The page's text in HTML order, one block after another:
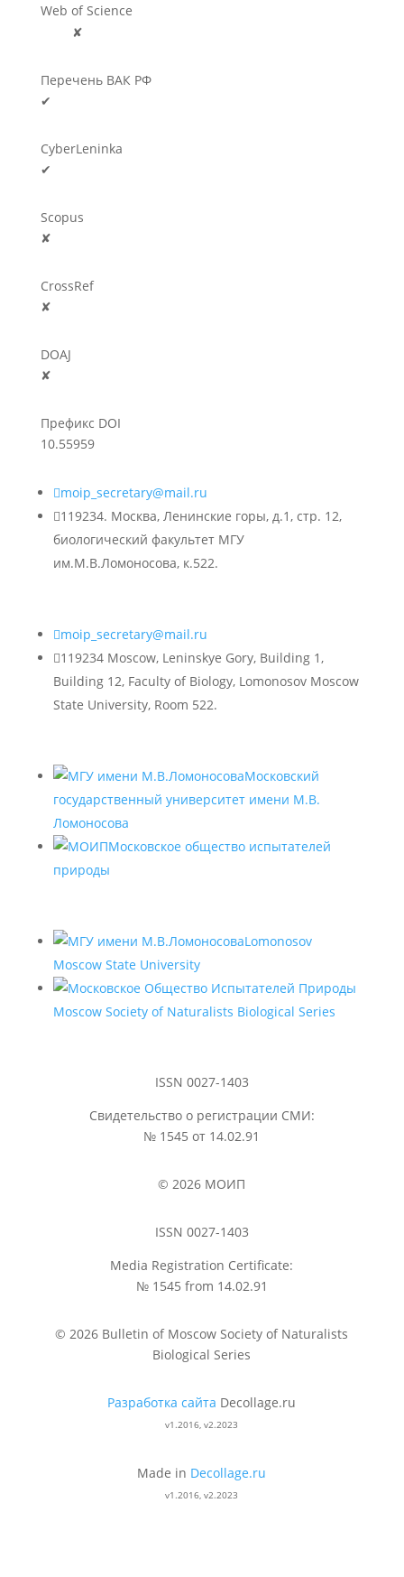
Web of Science
✘
Перечень ВАК РФ
✔
CyberLeninka
✔
Scopus
✘
CrossRef
✘
DOAJ
✘
Префикс DOI
10.55959
moip_secretary@mail.ru
119234. Москва, Ленинские горы, д.1, стр. 12,
биологический факультет МГУ
им.М.В.Ломоносова, к.522.
moip_secretary@mail.ru
119234 Moscow, Leninskye Gory, Building 1,
Building 12, Faculty of Biology, Lomonosov Moscow
State University, Room 522.
Московский
государственный университет имени М.В.
Ломоносова
Московское общество испытателей
природы
Lomonosov
Moscow State University
Moscow Society of Naturalists Biological Series
ISSN 0027-1403
Свидетельство о регистрации СМИ:
№ 1545 от 14.02.91
© 2026 МОИП
ISSN 0027-1403
Media Registration Certificate:
№ 1545 from 14.02.91
© 2026 Bulletin of Moscow Society of Naturalists
Biological Series
Разработка сайта Decollage.ru
v1.2016, v2.2023
Made in Decollage.ru
v1.2016, v2.2023